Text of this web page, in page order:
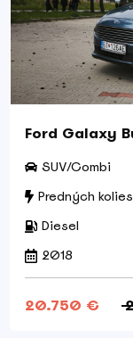
Ford Galaxy
SUV/Combi
Predných kolies
Diesel
2018
20.750 €